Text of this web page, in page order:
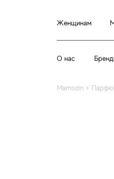
Женщинам
О нас
Mamozin >